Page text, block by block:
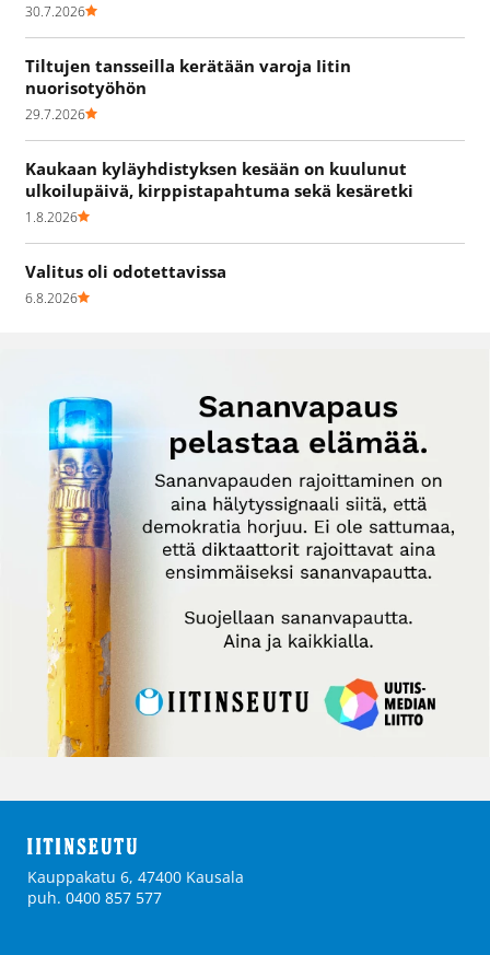
30.7.2026
Tiltujen tansseilla kerätään varoja Iitin
nuorisotyöhön
29.7.2026
Kaukaan kyläyhdistyksen kesään on kuulunut
ulkoilupäivä, kirppistapahtuma sekä kesäretki
1.8.2026
Valitus oli odotettavissa
6.8.2026
Kauppakatu 6, 47400 Kausala
puh. 0400 857 577